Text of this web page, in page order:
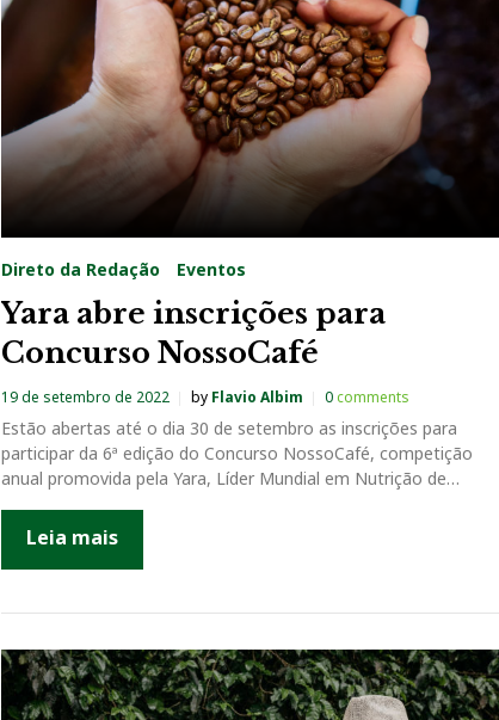
Direto da Redação Eventos
Yara abre inscrições para
Concurso NossoCafé
19 de setembro de 2022 by Flavio Albim 0comments
Estão abertas até o dia 30 de setembro as inscrições para
participar da 6ª edição do Concurso NossoCafé, competição
anual promovida pela Yara, Líder Mundial em Nutrição de…
Leia mais